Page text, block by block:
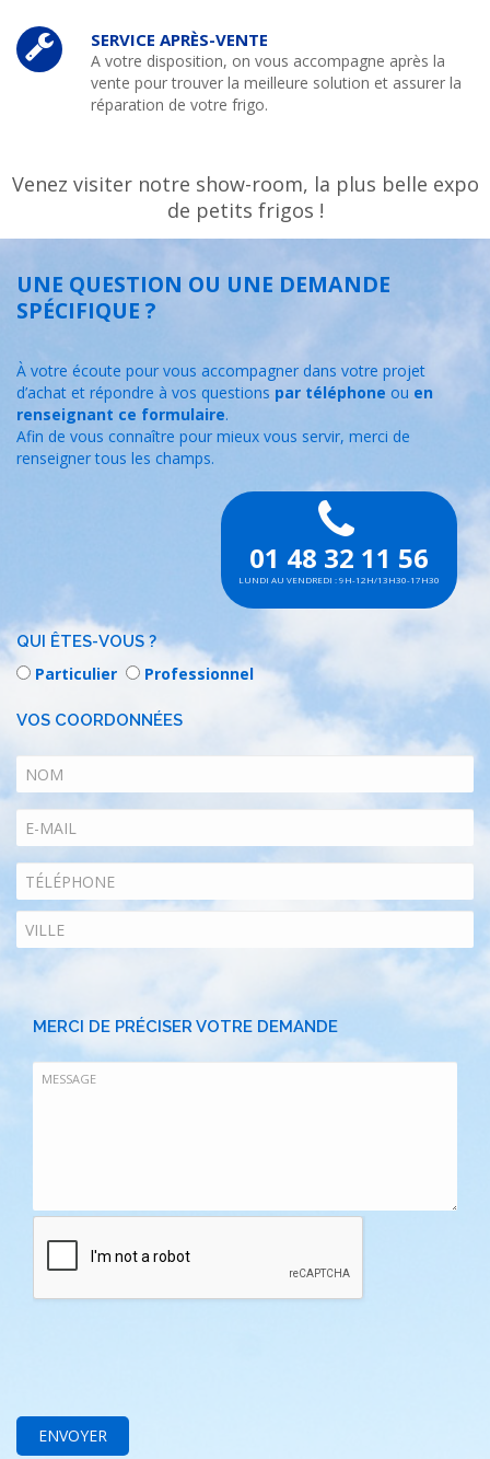
SERVICE APRÈS-VENTE
A votre disposition, on vous accompagne après la
vente pour trouver la meilleure solution et assurer la
réparation de votre frigo.
Venez visiter notre show-room, la plus belle expo
de petits frigos !
UNE QUESTION OU UNE DEMANDE
SPÉCIFIQUE ?
À votre écoute pour vous accompagner dans votre projet
d’achat et répondre à vos questions par téléphone ou en
renseignant ce formulaire.
Afin de vous connaître pour mieux vous servir, merci de
renseigner tous les champs.
01 48 32 11 56
LUNDI AU VENDREDI : 9H-12H/13H30-17H30
QUI ÊTES-VOUS ?
Particulier Professionnel
VOS COORDONNÉES
MERCI DE PRÉCISER VOTRE DEMANDE